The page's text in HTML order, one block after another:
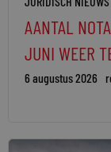
AANTAL
JUNI WEER
6 augustus 2026